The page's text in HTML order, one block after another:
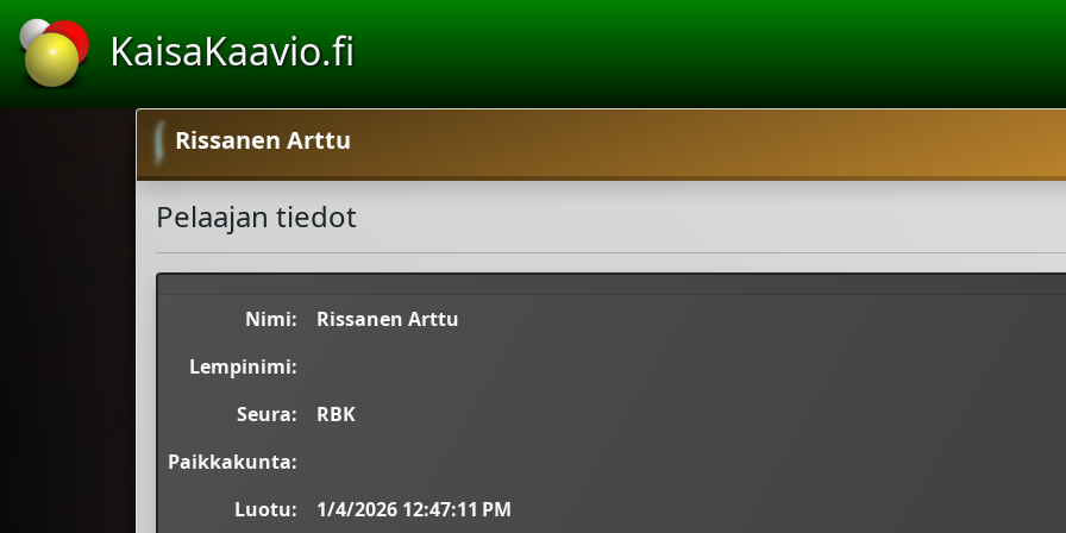
KaisaKaavio.fi
Rissanen Arttu
Pelaajan tiedot
Nimi:
Rissanen Arttu
Lempinimi:
Seura:
RBK
Paikkakunta:
Luotu:
1/4/2026 12:47:11 PM